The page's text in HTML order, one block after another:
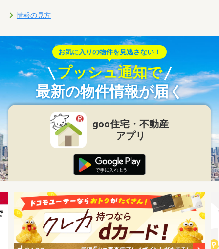
情報の見方
お気に入りの物件を見逃さない！
プッシュ通知で
最新の物件情報が届く
goo住宅・不動産
アプリ